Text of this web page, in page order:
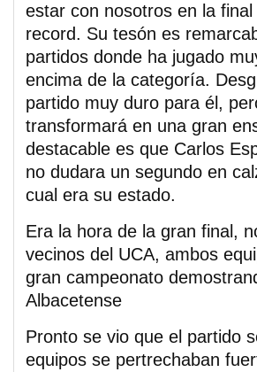
estar con nosotros en la
record. Su tesón es
partidos donde ha jugado
encima de la categoría.
partido muy duro para él,
transformará en una gran
destacable es que Carlos
no dudara un segundo en
cual era su estado.
Era la hora de la gran final,
vecinos del UCA, ambos
gran campeonato
Albacetense
Pronto se vio que el partido
equipos se pertrechaban